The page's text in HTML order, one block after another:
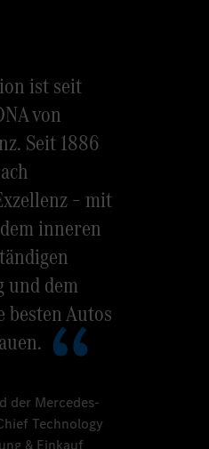
ist seit
von
Seit 1886
– mit
inneren
und dem
besten Autos
der Mercedes-
Technology
& Einkauf